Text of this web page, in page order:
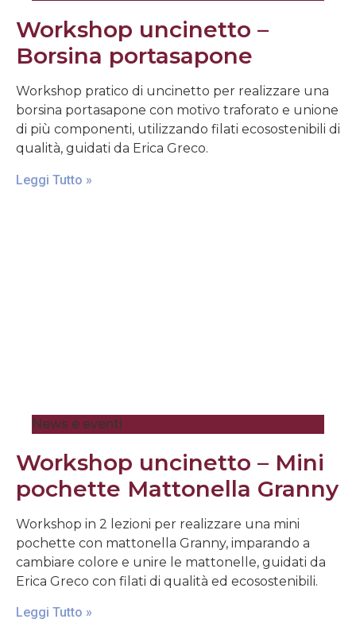
Workshop uncinetto –
Borsina portasapone
Workshop pratico di uncinetto per realizzare una
borsina portasapone con motivo traforato e unione
di più componenti, utilizzando filati ecosostenibili di
qualità, guidati da Erica Greco.
Leggi Tutto »
News e eventi
Workshop uncinetto – Mini
pochette Mattonella Granny
Workshop in 2 lezioni per realizzare una mini
pochette con mattonella Granny, imparando a
cambiare colore e unire le mattonelle, guidati da
Erica Greco con filati di qualità ed ecosostenibili.
Leggi Tutto »